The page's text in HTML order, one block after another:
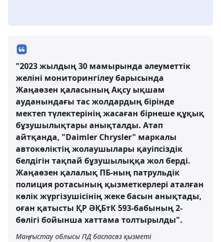
"2023 жылдың 30 мамырында әлеуметтік
желіні мониторингілеу барысында
Жаңаөзен қаласының Ақсу ықшам
ауданындағы тас жолдардың бірінде
мектеп түлектерінің жасаған бірнеше құқық
бұзушылықтары анықталды. Атап
айтқанда, "Daimler Chrysler" маркалы
автокөліктің жолаушылары қауіпсіздік
белдігін тақпай бұзушылыққа жол берді.
Жаңаөзен қалалық ПБ-ның патрульдік
полиция ротасының қызметкерлері аталған
көлік жүргізушісінің жеке басын анықтады,
оған қатысты ҚР ӘҚБтК 593-бабының 2-
бөлігі бойынша хаттама толтырылды".
Маңғыстау облысы ПД баспасөз қызметі